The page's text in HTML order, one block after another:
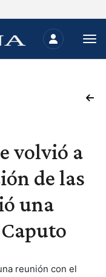
volvió a
de las
una
reunión con el